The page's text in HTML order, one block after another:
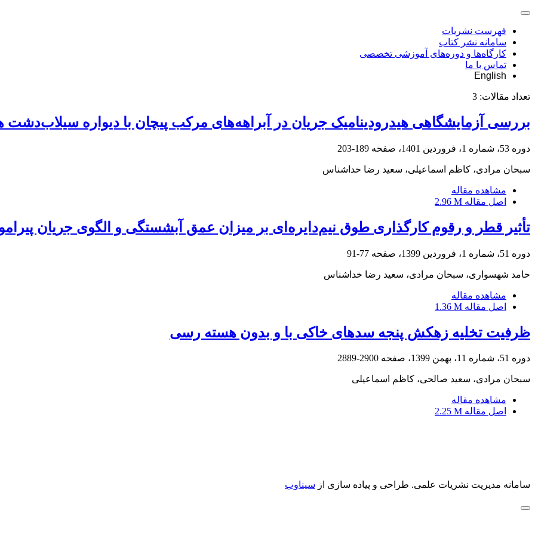
فهرست نشریات
سامانه نشر کتاب
کارگاه‌ها و دوره‌های آموزشی تخصصی
تماس با ما
English
تعداد مقالات: 3
بررسی آزمایشگاهی هیدرودینامیک جریان در آبراهه‌های مرکب پیچان با دیواره سیلاب‌دشت
دوره 53، شماره 1، فروردین 1401، صفحه 189-203
سبحان مرادی، کاظم اسماعیلی، سعید رضا خداشناس
مشاهده مقاله
اصل مقاله 2.96 M
تأثیر قطر و رقوم کارگذاری طوق نیم‌دایره‌ای بر میزان عمق آبشستگی و الگوی جریان
دوره 51، شماره 1، فروردین 1399، صفحه 77-91
حامد شهسواری، سبحان مرادی، سعید رضا خداشناس
مشاهده مقاله
اصل مقاله 1.36 M
ظرفیت تخلیه زهکش پنجه سدهای خاکی با و بدون هسته رسی
دوره 51، شماره 11، بهمن 1399، صفحه 2900-2889
سبحان مرادی، سعید صالحی، کاظم اسماعیلی
مشاهده مقاله
اصل مقاله 2.25 M
سامانه مدیریت نشریات علمی. طراحی و پیاده سازی از سیناوب